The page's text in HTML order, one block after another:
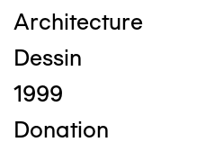
Architecture
Dessin
1999
Donation